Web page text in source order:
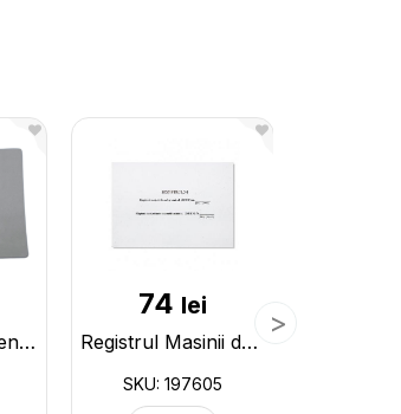
Registru de evidenta a cumparaturilor 48 foi 197599
74 lei
Registrul Masinii de Casa 96 foi 197605
SKU: 197605